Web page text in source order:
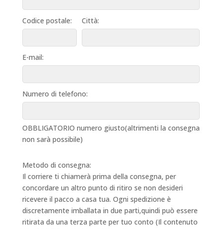
Codice postale: Città:
E-mail:
Numero di telefono:
OBBLIGATORIO numero giusto(altrimenti la consegna
non sarà possibile)
Metodo di consegna:
Il corriere ti chiamerà prima della consegna, per
concordare un altro punto di ritiro se non desideri
ricevere il pacco a casa tua. Ogni spedizione è
discretamente imballata in due parti,quindi può essere
ritirata da una terza parte per tuo conto (Il contenuto